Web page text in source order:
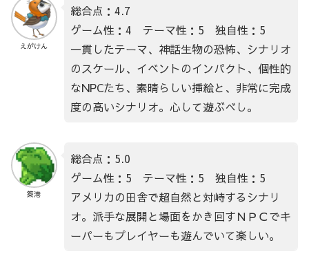
えがけん
総合点：4.7
ゲーム性：4 テーマ性：5 独自性：5
一貫したテーマ、神話生物の恐怖、シナリオ
のスケール、イベントのインパクト、個性的
なNPCたち、素晴らしい挿絵と、非常に完成
度の高いシナリオ。心して遊ぶべし。
築港
総合点：5.0
ゲーム性：5 テーマ性：5 独自性：5
アメリカの田舎で超自然と対峙するシナリ
オ。派手な展開と場面をかき回すＮＰＣでキ
ーパーもプレイヤーも遊んでいて楽しい。